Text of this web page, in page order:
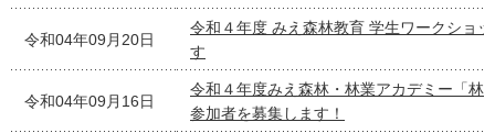
令和04年09月20日
令和４年度 みえ森林教育 学生ワークショ
す
令和04年09月16日
令和４年度みえ森林・林業アカデミー「林
参加者を募集します！